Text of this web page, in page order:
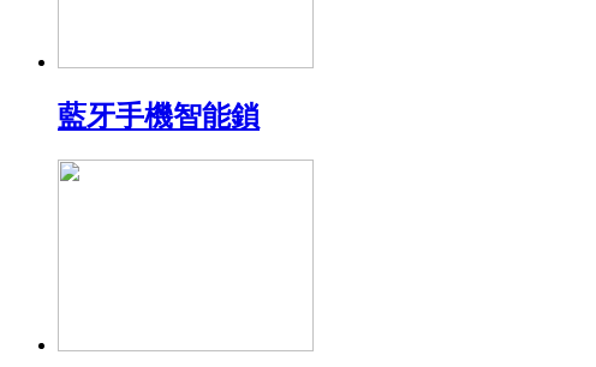
藍牙手機智能鎖